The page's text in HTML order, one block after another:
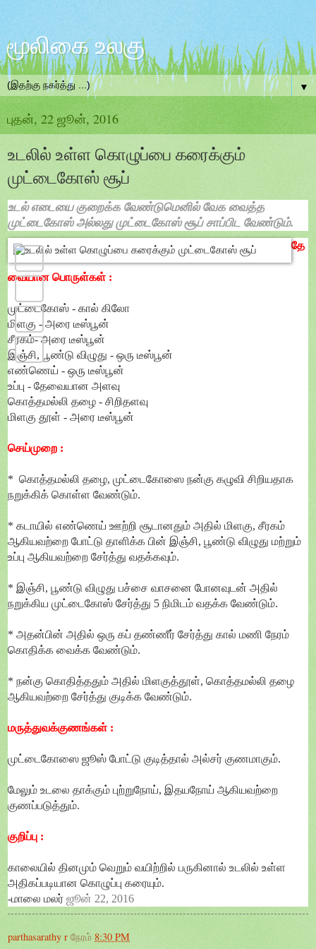
மூலிகை உலகு
▼
புதன், 22 ஜூன், 2016
உடலில் உள்ள கொழுப்பை கரைக்கும்
முட்டைகோஸ் சூப்
உடல் எடையை குறைக்க வேண்டுமெனில் வேக வைத்த
முட்டைகோஸ் அல்லது முட்டைகோஸ் சூப் சாப்பிட வேண்டும்.
தே
வையான பொருள்கள் :
முட்டைகோஸ் - கால் கிலோ
மிளகு - அரை டீஸ்பூன்
சீரகம்- அரை டீஸ்பூன்
இஞ்சி, பூண்டு விழுது - ஒரு டீஸ்பூன்
எண்ணெய் - ஒரு டீஸ்பூன்
உப்பு - தேவையான அளவு
கொத்தமல்லி தழை - சிறிதளவு
மிளகு தூள் - அரை டீஸ்பூன்
செய்முறை :
* கொத்தமல்லி தழை, முட்டைகோஸை நன்கு கழுவி சிறியதாக
நறுக்கிக் கொள்ள வேண்டும்.
* கடாயில் எண்ணெய் ஊற்றி சூடானதும் அதில் மிளகு, சீரகம்
ஆகியவற்றை போட்டு தாளிக்க பின் இஞ்சி, பூண்டு விழுது மற்றும்
உப்பு ஆகியவற்றை சேர்த்து வதக்கவும்.
* இஞ்சி, பூண்டு விழுது பச்சை வாசனை போனவுடன் அதில்
நறுக்கிய முட்டைகோஸ் சேர்த்து 5 நிமிடம் வதக்க வேண்டும்.
* அதன்பின் அதில் ஒரு கப் தண்ணீர் சேர்த்து கால் மணி நேரம்
கொதிக்க வைக்க வேண்டும்.
* நன்கு கொதித்ததும் அதில் மிளகுத்தூள், கொத்தமல்லி தழை
ஆகியவற்றை சேர்த்து குடிக்க வேண்டும்.
மருத்துவக்குணங்கள் :
முட்டைகோஸை ஜூஸ் போட்டு குடித்தால் அல்சர் குணமாகும்.
மேலும் உடலை தாக்கும் புற்றுநோய், இதயநோய் ஆகியவற்றை
குணப்படுத்தும்.
குறிப்பு :
காலையில் தினமும் வெறும் வயிற்றில் பருகினால் உடலில் உள்ள
அதிகப்படியான கொழுப்பு கரையும்.
-மாலை மலர் ஜூன் 22, 2016
parthasarathy r நேரம் 8:30 PM